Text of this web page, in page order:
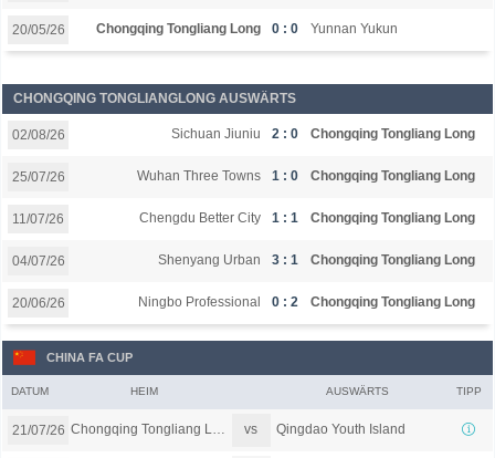
20/05/26 Chongqing Tongliang Long 0 : 0 Yunnan Yukun
CHONGQING TONGLIANGLONG AUSWÄRTS
02/08/26 Sichuan Jiuniu 2 : 0 Chongqing Tongliang Long
25/07/26 Wuhan Three Towns 1 : 0 Chongqing Tongliang Long
11/07/26 Chengdu Better City 1 : 1 Chongqing Tongliang Long
04/07/26 Shenyang Urban 3 : 1 Chongqing Tongliang Long
20/06/26 Ningbo Professional 0 : 2 Chongqing Tongliang Long
CHINA FA CUP
DATUM HEIM AUSWÄRTS TIPP
21/07/26 Chongqing Tongliang Long vs Qingdao Youth Island